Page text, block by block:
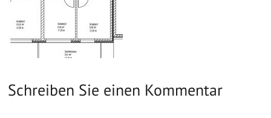
Schreiben Sie einen Kommentar